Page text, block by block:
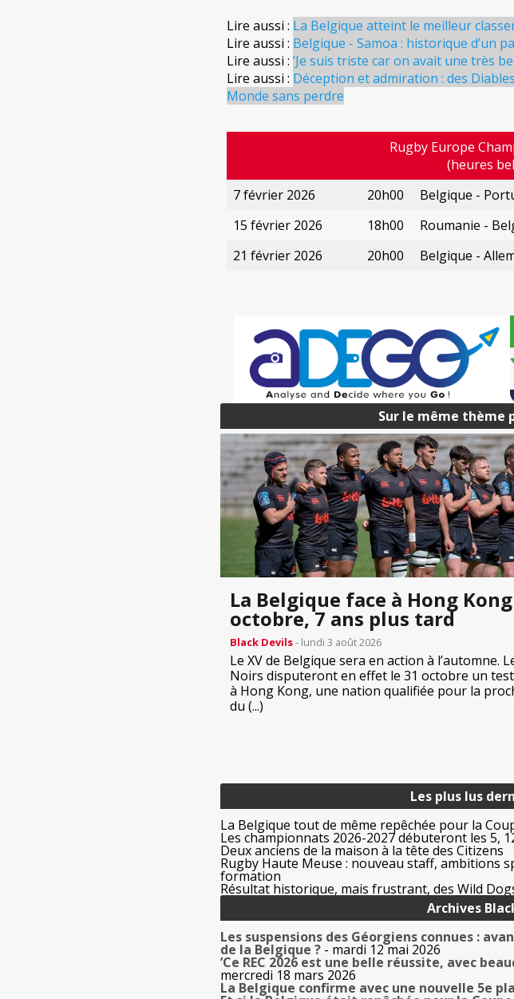
Lire aussi : La Belgique atteint le meilleur
Lire aussi : Belgique - Samoa : historique d’un
Lire aussi : ’Je suis triste car on avait une très
Lire aussi : Déception et admiration : des
Monde sans perdre
Rugby Europe
(heures
7 février 2026
20h00
Belgique -
15 février 2026
18h00
Roumanie -
21 février 2026
20h00 Belgique -
Sur le même thème
La Belgique face à Hong
octobre, 7 ans plus tard
Black Devils- lundi 3 août 2026
Le XV de Belgique sera en action à l’automne.
Noirs disputeront en effet le 31 octobre un
à Hong Kong, une nation qualifiée pour la
du (...)
Les plus lus
La Belgique tout de même repêchée pour la
Les championnats 2026-2027 débuteront les 5,
Deux anciens de la maison à la tête des Citizens
Rugby Haute Meuse : nouveau staff, ambitions
formation
Résultat historique, mais frustrant, des Wild
Archives
Les suspensions des Géorgiens connues :
de la Belgique ? - mardi 12 mai 2026
’Ce REC 2026 est une belle réussite, avec
mercredi 18 mars 2026
La Belgique confirme avec une nouvelle 5e